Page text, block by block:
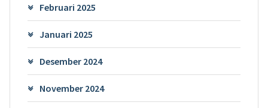
Februari 2025
Januari 2025
Desember 2024
November 2024